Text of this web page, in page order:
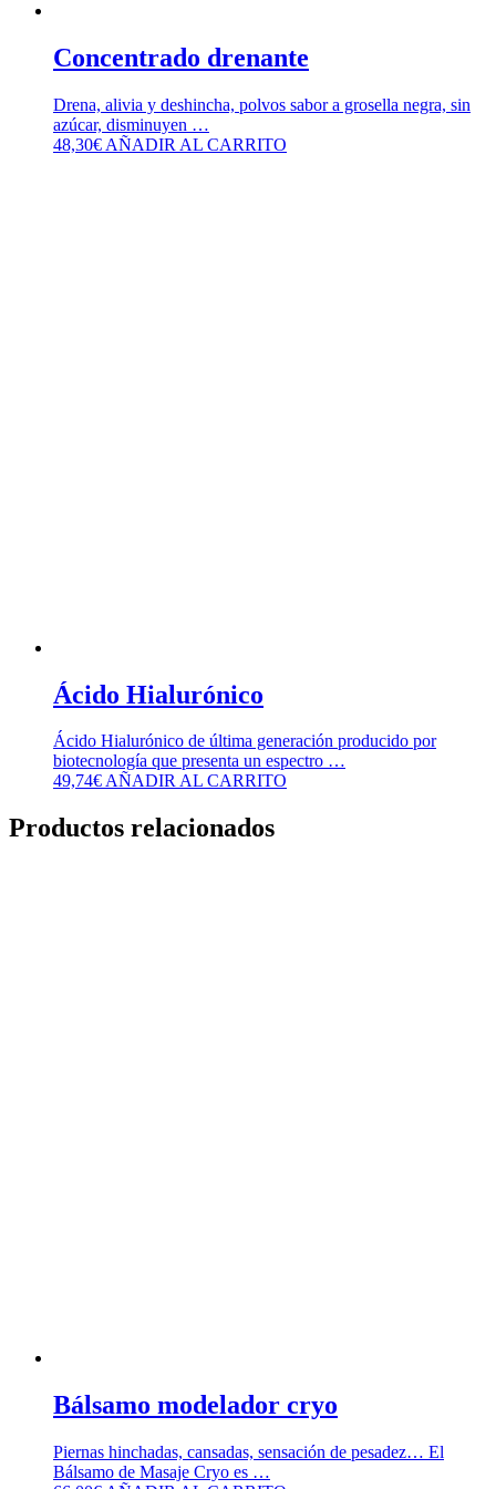
Concentrado drenante
Drena, alivia y deshincha, polvos sabor a grosella negra, sin
azúcar, disminuyen …
48,30€ AÑADIR AL CARRITO
Ácido Hialurónico
Ácido Hialurónico de última generación producido por
biotecnología que presenta un espectro …
49,74€AÑADIR AL CARRITO
Productos relacionados
Bálsamo modelador cryo
Piernas hinchadas, cansadas, sensación de pesadez… El
Bálsamo de Masaje Cryo es …